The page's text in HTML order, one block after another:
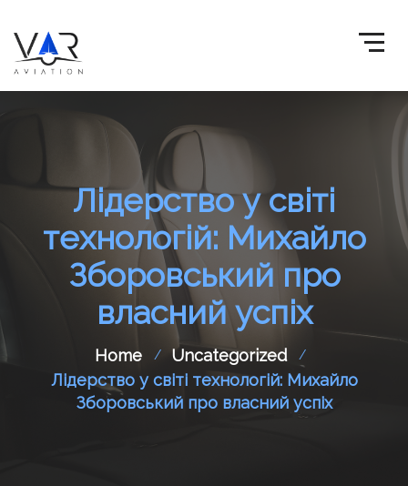
Лідерство у світі
технологій: Михайло
Зборовський про
власний успіх
Home
Uncategorized
Лідерство у світі технологій: Михайло
Зборовський про власний успіх